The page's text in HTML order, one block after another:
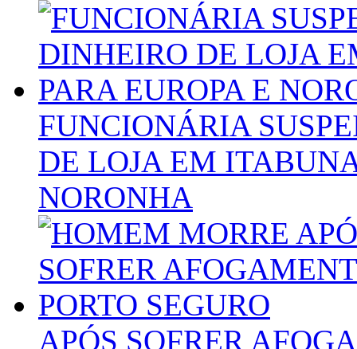
FUNCIONÁRIA
DE LOJA EM
NORONHA
APÓS SOFRER